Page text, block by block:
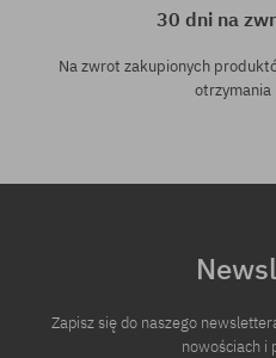
30 dni na
Na zwrot zakupionych
otrzymania
Zapisz się do naszego
nowościach i